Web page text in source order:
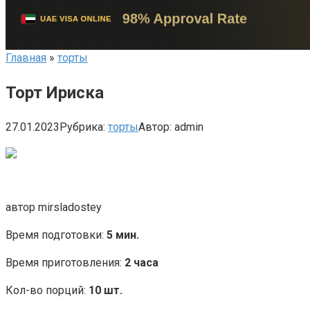
Главная » торты
Торт Ириска
27.01.2023Рубрика: тортыАвтор: admin
автор mirsladostey
Время подготовки: 5 мин.
Время приготовления: 2 часа
Кол-во порций: 10 шт.